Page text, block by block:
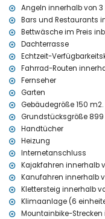
Sitzbereich im Freien
Dachterrasse
Weitere Informationen
Nächste Stadt: Jávea
Nächstes Flussufer
Kilometern von der Villa)
Nächster Strand: Cala
Nächster Hafen:
von der Villa)
Nächster Park: La
der Villa)
Nächster Flughafen:
Villa)
Zweitnächster
Rauchen nicht erlaubt
Haustiere sind nicht
Die Unterkunft ist sehr
Angeln innerhalb von 3
Bars und Restaurants
Bettwäsche im Preis
Dachterrasse
Echtzeit-
Fahrrad-Routen
Fernseher
Garten
Gebäudegröße 150 m2.
Grundstücksgröße 899
Handtücher
Heizung
Internetanschluss
Kajakfahren innerhalb
Kanufahren innerhalb
Klettersteig innerhalb
Klimaanlage (6
Mountainbike-